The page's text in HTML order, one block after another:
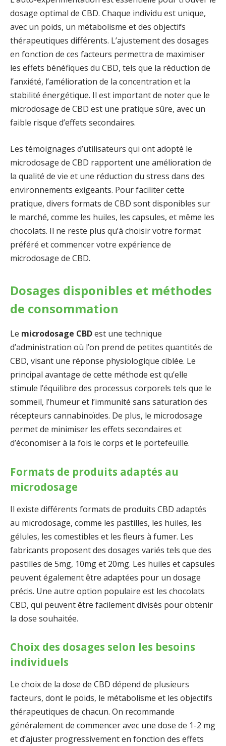
dosage optimal de CBD. Chaque individu est unique,
avec un poids, un métabolisme et des objectifs
thérapeutiques différents. L’ajustement des dosages
en fonction de ces facteurs permettra de maximiser
les effets bénéfiques du CBD, tels que la réduction de
l’anxiété, l’amélioration de la concentration et la
stabilité énergétique. Il est important de noter que le
microdosage de CBD est une pratique sûre, avec un
faible risque d’effets secondaires.
Les témoignages d’utilisateurs qui ont adopté le
microdosage de CBD rapportent une amélioration de
la qualité de vie et une réduction du stress dans des
environnements exigeants. Pour faciliter cette
pratique, divers formats de CBD sont disponibles sur
le marché, comme les huiles, les capsules, et même les
chocolats. Il ne reste plus qu’à choisir votre format
préféré et commencer votre expérience de
microdosage de CBD.
Dosages disponibles et méthodes
de consommation
Le microdosage CBDest une technique
d’administration où l’on prend de petites quantités de
CBD, visant une réponse physiologique ciblée. Le
principal avantage de cette méthode est qu’elle
stimule l’équilibre des processus corporels tels que le
sommeil, l’humeur et l’immunité sans saturation des
récepteurs cannabinoïdes. De plus, le microdosage
permet de minimiser les effets secondaires et
d’économiser à la fois le corps et le portefeuille.
Formats de produits adaptés au
microdosage
Il existe différents formats de produits CBD adaptés
au microdosage, comme les pastilles, les huiles, les
gélules, les comestibles et les fleurs à fumer. Les
fabricants proposent des dosages variés tels que des
pastilles de 5mg, 10mg et 20mg. Les huiles et capsules
peuvent également être adaptées pour un dosage
précis. Une autre option populaire est les chocolats
CBD, qui peuvent être facilement divisés pour obtenir
la dose souhaitée.
Choix des dosages selon les besoins
individuels
Le choix de la dose de CBD dépend de plusieurs
facteurs, dont le poids, le métabolisme et les objectifs
thérapeutiques de chacun. On recommande
généralement de commencer avec une dose de 1-2 mg
et d’ajuster progressivement en fonction des effets